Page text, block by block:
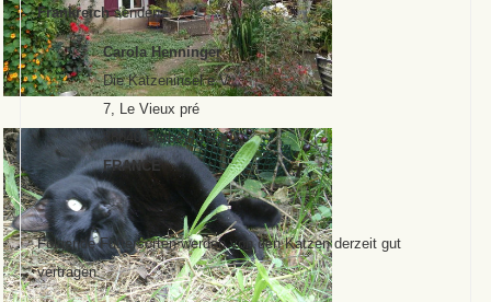
Frankreichsenden:
Carola Henninger
Die Katzeninsel e.V.
7, Le Vieux pré
88640 Barbey-Seroux
FRANCE
Folgende Futtersorten werden von den Katzen derzeit gut
vertragen: